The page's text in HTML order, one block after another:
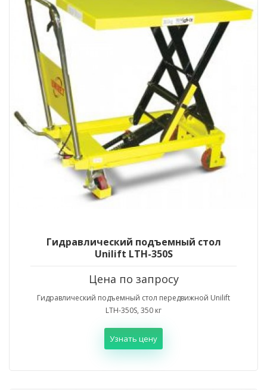
Гидравлический подъемный стол
Unilift LTH-350S
Цена по запросу
Гидравлический подъемный стол передвижной Unilift
LTH-350S, 350 кг
Узнать цену